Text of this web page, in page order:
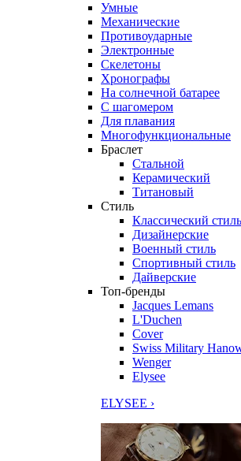
Умные
Механические
Противоударные
Электронные
Скелетоны
Хронографы
На солнечной батарее
С шагомером
Для плавания
Многофункциональные
Браслет
Стальной
Керамический
Титановый
Стиль
Классический стиль
Дизайнерские
Военный стиль
Спортивный стиль
Дайверские
Топ-бренды
Jacques Lemans
L'Duchen
Cover
Swiss Military
Wenger
Elysee
ELYSEE ›